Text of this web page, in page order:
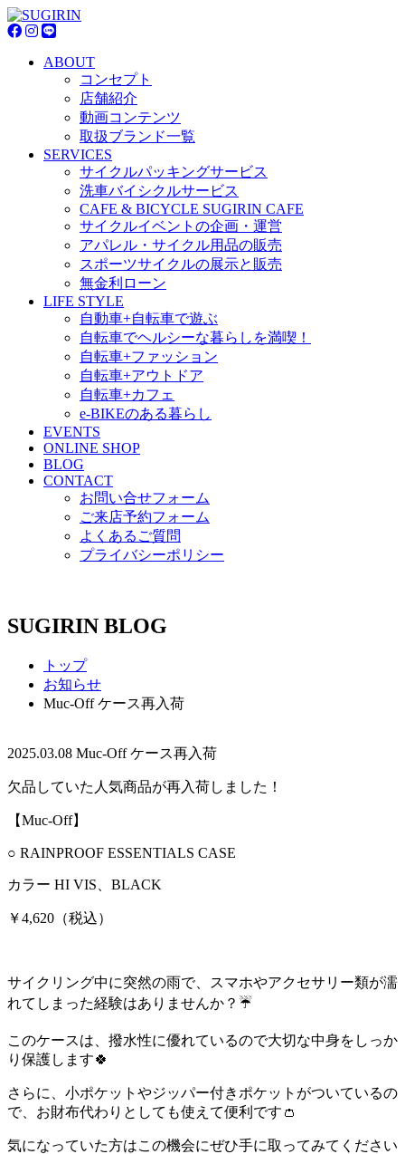
ABOUT
コンセプト
店舗紹介
動画コンテンツ
取扱ブランド一覧
SERVICES
サイクルパッキングサービス
洗車バイシクルサービス
CAFE & BICYCLE SUGIRIN CAFE
サイクルイベントの企画・運営
アパレル・サイクル用品の販売
スポーツサイクルの展示と販売
無金利ローン
LIFE STYLE
自動車+自転車で遊ぶ
自転車でヘルシーな暮らしを満喫！
自転車+ファッション
自転車+アウトドア
自転車+カフェ
e-BIKEのある暮らし
EVENTS
ONLINE SHOP
BLOG
CONTACT
お問い合せフォーム
ご来店予約フォーム
よくあるご質問
プライバシーポリシー
SUGIRIN BLOG
トップ
お知らせ
Muc-Off ケース再入荷
2025.03.08 Muc-Off ケース再入荷
欠品していた人気商品が再入荷しました！
【Muc-Off】
○ RAINPROOF ESSENTIALS CASE
カラー HI VIS、BLACK
￥4,620（税込）
サイクリング中に突然の雨で、スマホやアクセサリー類が濡
れてしまった経験はありませんか？☔️
このケースは、撥水性に優れているので大切な中身をしっか
り保護します🍀
さらに、小ポケットやジッパー付きポケットがついているの
で、お財布代わりとしても使えて便利です👛
気になっていた方はこの機会にぜひ手に取ってみてください